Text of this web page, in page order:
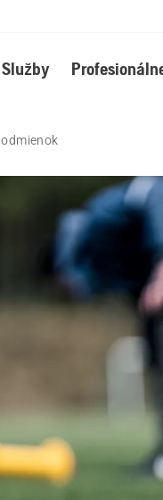
Služby